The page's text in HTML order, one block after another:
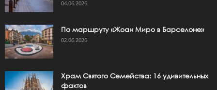
04.06.2026
По маршруту «Жоан Миро в Барселоне»
02.06.2026
Храм Святого Семейства: 16 удивительных
фактов